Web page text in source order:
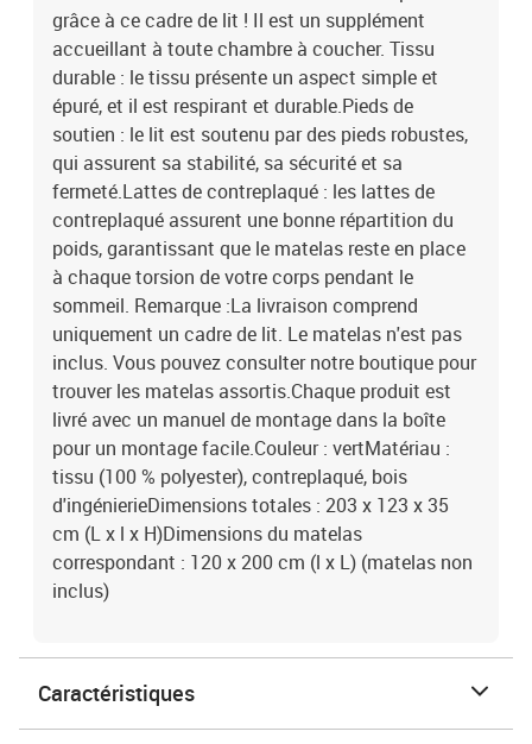
cm (L x l x H)Dimensions du matelas correspondant : 120 x 200 cm
(l x L) (matelas non inclus)
grâce à ce cadre de lit ! Il est un supplément
accueillant à toute chambre à coucher. Tissu
durable : le tissu présente un aspect simple et
épuré, et il est respirant et durable.Pieds de
soutien : le lit est soutenu par des pieds robustes,
qui assurent sa stabilité, sa sécurité et sa
fermeté.Lattes de contreplaqué : les lattes de
contreplaqué assurent une bonne répartition du
poids, garantissant que le matelas reste en place
à chaque torsion de votre corps pendant le
sommeil. Remarque :La livraison comprend
uniquement un cadre de lit. Le matelas n'est pas
inclus. Vous pouvez consulter notre boutique pour
trouver les matelas assortis.Chaque produit est
livré avec un manuel de montage dans la boîte
pour un montage facile.Couleur : vertMatériau :
tissu (100 % polyester), contreplaqué, bois
d'ingénierieDimensions totales : 203 x 123 x 35
cm (L x l x H)Dimensions du matelas
correspondant : 120 x 200 cm (l x L) (matelas non
inclus)
Caractéristiques